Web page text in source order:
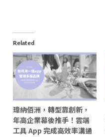
Related
瑋納佰洲，轉型靠創新，
年高企業幕後推手！雲端
工具 App 完成高效率溝通